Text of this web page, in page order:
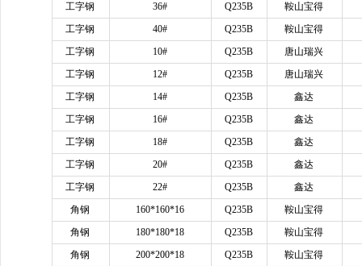
工字钢
36# Q235B
鞍山宝得
工字钢
40# Q235B
鞍山宝得
工字钢
10# Q235B
唐山瑞兴
工字钢
12# Q235B
唐山瑞兴
工字钢
14# Q235B
鑫达
工字钢
16# Q235B
鑫达
工字钢
18# Q235B
鑫达
工字钢
20# Q235B
鑫达
工字钢
22# Q235B
鑫达
角钢
160*160*16 Q235B
鞍山宝得
角钢
180*180*18 Q235B
鞍山宝得
角钢
200*200*18 Q235B
鞍山宝得